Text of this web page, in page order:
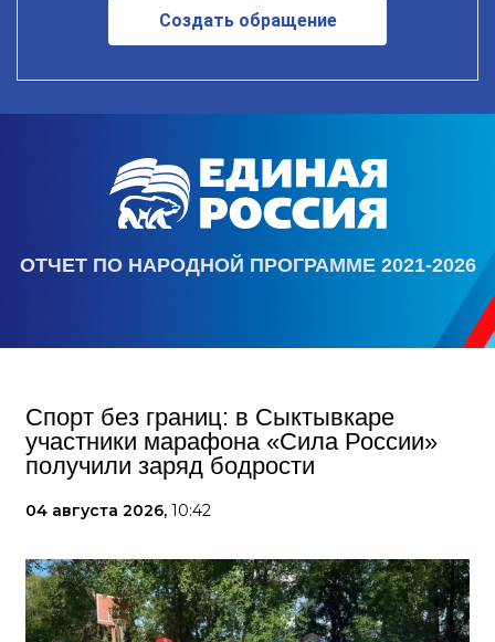
Создать обращение
ОТЧЕТ ПО НАРОДНОЙ ПРОГРАММЕ 2021-2026
Спорт без границ: в Сыктывкаре
участники марафона «Сила России»
получили заряд бодрости
04 августа 2026, 10:42